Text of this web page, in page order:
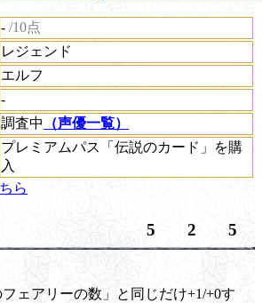
- /10点
レジェンド
エルフ
-
調査中 （声優一覧）
プレミアムパス「伝説のカード」を購
入
ら
5 2 5
フェアリーの数」と同じだけ+1/+0す